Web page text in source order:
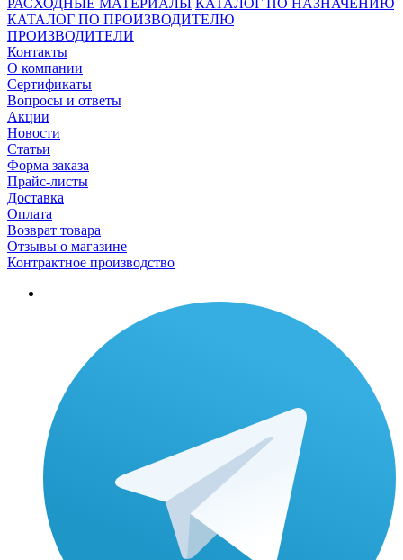
РАСХОДНЫЕ МАТЕРИАЛЫ КАТАЛОГ ПО НАЗНАЧЕНИЮ
КАТАЛОГ ПО ПРОИЗВОДИТЕЛЮ
ПРОИЗВОДИТЕЛИ
Контакты
О компании
Сертификаты
Вопросы и ответы
Акции
Новости
Статьи
Форма заказа
Прайс-листы
Доставка
Оплата
Возврат товара
Отзывы о магазине
Контрактное производство